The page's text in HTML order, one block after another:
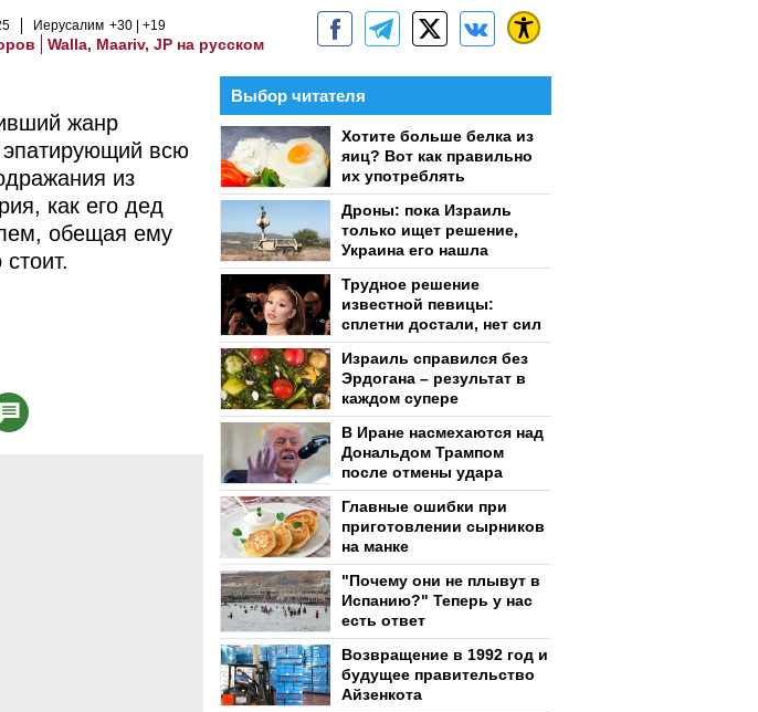
Иерусалим +30 +19
Walla, Maariv, JP на русском
жанр
всю
из
как его дед
обещая ему
Выбор читателя
Хотите больше белка из
яиц? Вот как правильно
их употреблять
Дроны: пока Израиль
только ищет решение,
Украина его нашла
Трудное решение
известной певицы:
сплетни достали, нет сил
Израиль справился без
Эрдогана – результат в
каждом супере
В Иране насмехаются над
Дональдом Трампом
после отмены удара
Главные ошибки при
приготовлении сырников
на манке
"Почему они не плывут в
Испанию?" Теперь у нас
есть ответ
Возвращение в 1992 год и
будущее правительство
Айзенкота